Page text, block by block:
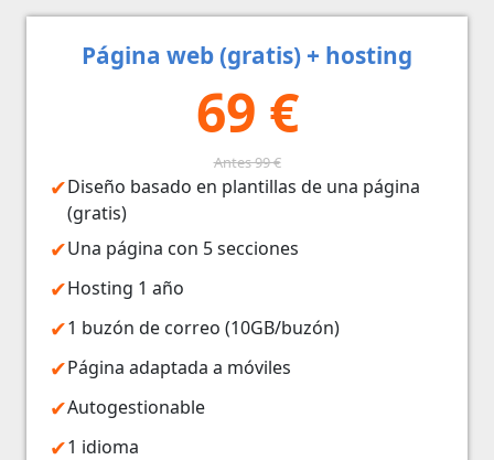
Página web (gratis) + hosting
69 €
Antes 99 €
Diseño basado en plantillas de una página
(gratis)
Una página con 5 secciones
Hosting 1 año
1 buzón de correo (10GB/buzón)
Página adaptada a móviles
Autogestionable
1 idioma